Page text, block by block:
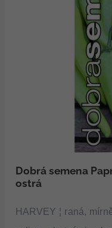
Dobrá semena
ostrá
HARVEY ¦ raná,